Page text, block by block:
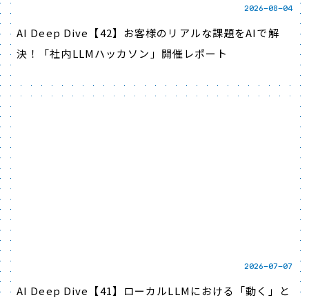
2026-08-04
AI Deep Dive【42】お客様のリアルな課題をAIで解
決！「社内LLMハッカソン」開催レポート
2026-07-07
AI Deep Dive【41】ローカルLLMにおける「動く」と